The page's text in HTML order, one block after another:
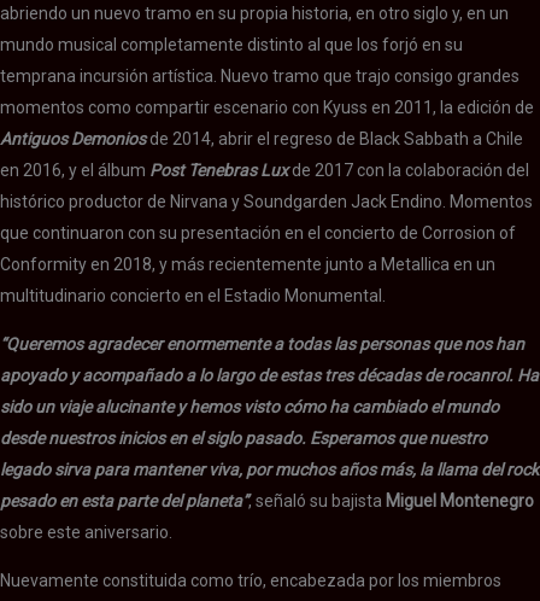
abriendo un nuevo tramo en su propia historia, en otro siglo y, en un
mundo musical completamente distinto al que los forjó en su
temprana incursión artística. Nuevo tramo que trajo consigo grandes
momentos como compartir escenario con Kyuss en 2011, la edición de
Antiguos Demoniosde 2014, abrir el regreso de Black Sabbath a Chile
en 2016, y el álbum Post Tenebras Luxde 2017 con la colaboración del
histórico productor de Nirvana y Soundgarden Jack Endino. Momentos
que continuaron con su presentación en el concierto de Corrosion of
Conformity en 2018, y más recientemente junto a Metallica en un
multitudinario concierto en el Estadio Monumental.
“Queremos agradecer enormemente a todas las personas que nos han
apoyado y acompañado a lo largo de estas tres décadas de rocanrol. Ha
sido un viaje alucinante y hemos visto cómo ha cambiado el mundo
desde nuestros inicios en el siglo pasado. Esperamos que nuestro
legado sirva para mantener viva, por muchos años más, la llama del rock
pesado en esta parte del planeta”, señaló su bajista Miguel Montenegro
sobre este aniversario.
Nuevamente constituida como trío, encabezada por los miembros